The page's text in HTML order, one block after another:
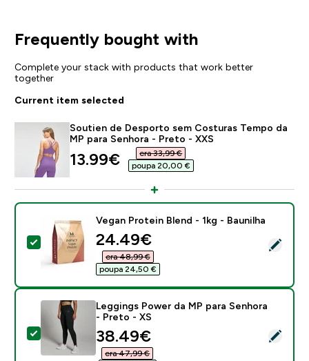
Frequently bought with
Complete your stack with products that work better
together
Current item selected
Soutien de Desporto sem Costuras Tempo da
MP para Senhora - Preto - XXS
discounted price
13.99€‎
era 33,99 €‎
poupa 20,00 €‎
Select this product - Vegan Protein Blend - 1kg -
Vegan Protein Blend - 1kg - Baunilha
discounted price
24.49€‎
era 48,99 €‎
poupa 24,50 €‎
Select this product - Leggings Power da MP para
Leggings Power da MP para Senhora
- Preto - XS
discounted price
38.49€‎
era 47,99 €‎